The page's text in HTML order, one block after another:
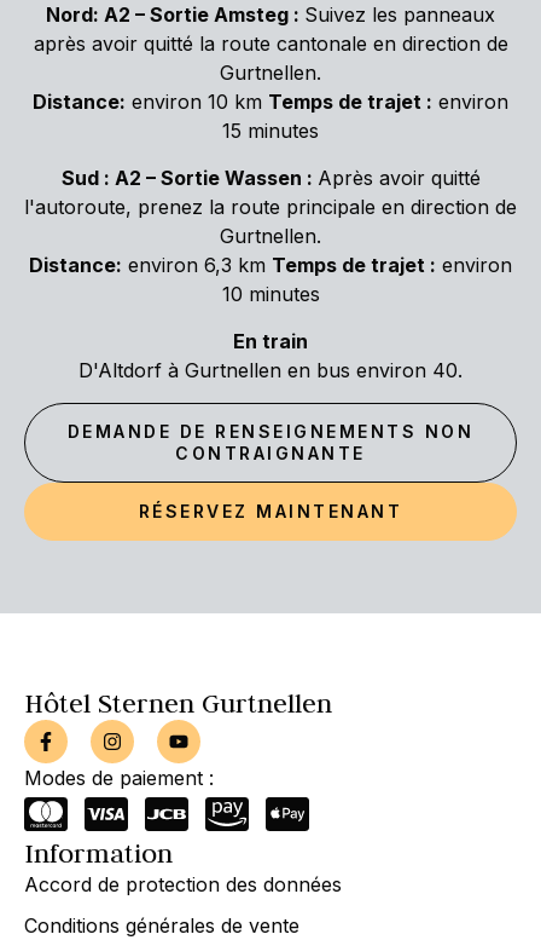
Nord: A2 – Sortie Amsteg : Suivez les panneaux
après avoir quitté la route cantonale en direction de
Gurtnellen.
Distance: environ 10 km Temps de trajet : environ
15 minutes
Sud : A2 – Sortie Wassen : Après avoir quitté
l'autoroute, prenez la route principale en direction de
Gurtnellen.
Distance: environ 6,3 km Temps de trajet : environ
10 minutes
En train
D'Altdorf à Gurtnellen en bus environ 40.
DEMANDE DE RENSEIGNEMENTS NON
CONTRAIGNANTE
RÉSERVEZ MAINTENANT
Hôtel Sternen Gurtnellen
Modes de paiement :
Information
Accord de protection des données
Conditions générales de vente